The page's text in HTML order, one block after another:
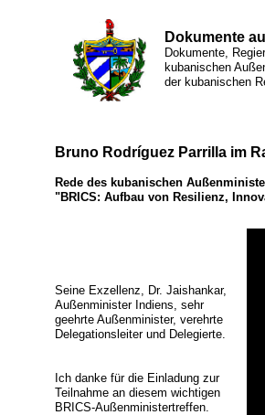
Dokumente
Dokumente,
kubanischen
der kubanischen
Bruno Rodríguez Parrilla im
Rede des kubanischen
"BRICS: Aufbau von Resilienz,
Seine Exzellenz, Dr. Jaishankar,
Außenminister Indiens, sehr
geehrte Außenminister, verehrte
Delegationsleiter und Delegierte.
Ich danke für die Einladung zur
Teilnahme an diesem wichtigen
BRICS-Außenministertreffen.